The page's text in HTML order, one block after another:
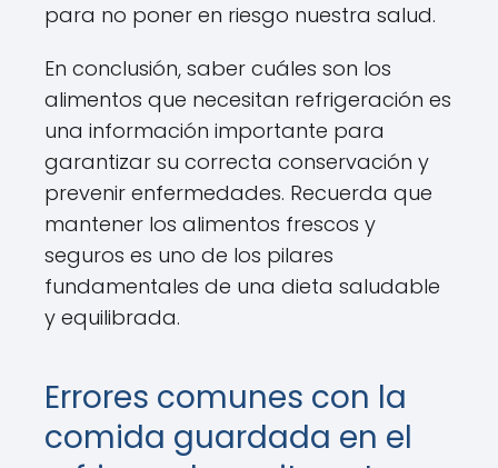
para no poner en riesgo nuestra salud.
En conclusión, saber cuáles son los
alimentos que necesitan refrigeración es
una información importante para
garantizar su correcta conservación y
prevenir enfermedades. Recuerda que
mantener los alimentos frescos y
seguros es uno de los pilares
fundamentales de una dieta saludable
y equilibrada.
Errores comunes con la
comida guardada en el